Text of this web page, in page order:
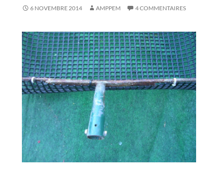
6 NOVEMBRE 2014 AMPPEM 4 COMMENTAIRES